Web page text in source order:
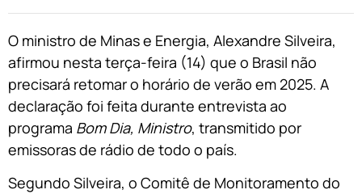
O ministro de Minas e Energia, Alexandre Silveira,
afirmou nesta terça-feira (14) que o Brasil não
precisará retomar o horário de verão em 2025. A
declaração foi feita durante entrevista ao
programa Bom Dia, Ministro, transmitido por
emissoras de rádio de todo o país.
Segundo Silveira, o Comitê de Monitoramento do